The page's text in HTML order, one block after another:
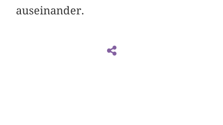
auseinander.